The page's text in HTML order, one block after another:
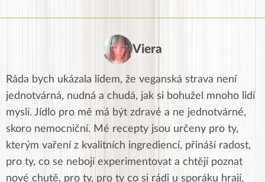
Viera
Ráda bych ukázala lidem, že veganská strava není
jednotvárná, nudná a chudá, jak si bohužel mnoho lidí
myslí. Jídlo pro mě má být zdravé a ne jednotvárné,
skoro nemocniční. Mé recepty jsou určeny pro ty,
kterým vaření z kvalitních ingrediencí, přináší radost,
pro ty, co se nebojí experimentovat a chtějí poznat
nové chutě, pro ty, pro ty co si rádi u sporáku hrají,